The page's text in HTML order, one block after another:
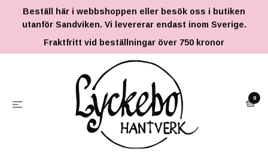
Beställ här i webbshoppen eller besök oss i butiken
utanför Sandviken. Vi levererar endast inom Sverige.
Fraktfritt vid beställningar över 750 kronor
0